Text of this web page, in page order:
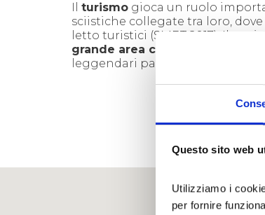
Questo sito web
Utilizziamo i
per fornire
Il turismo gioca un ruolo
sciistiche collegate tra loro,
letto turistici (SMBT 2017). Il
grande area ciclistica del mond
leggendari passi alpini come il
SCOPRI LE